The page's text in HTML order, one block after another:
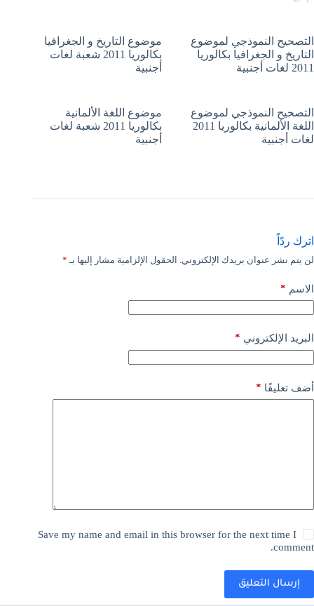
التصحيح النموذجي لموضوع
التاريخ و الجغرافيا بكالوريا
2011 لغات أجنبية
موضوع التاريخ و الجغرافيا
بكالوريا 2011 شعبة لغات
أجنبية
التصحيح النموذجي لموضوع
اللغة الألمانية بكالوريا 2011
لغات أجنبية
موضوع اللغة الألمانية
بكالوريا 2011 شعبة لغات
أجنبية
اترك ردّاً
لن يتم نشر عنوان بريدك الإلكتروني. الحقول الإلزامية مشار إليها بـ *
الاسم *
البريد الإلكتروني *
أضف تعليقًا *
Save my name and email in this browser for the next time I
comment.
إرسال التعليق